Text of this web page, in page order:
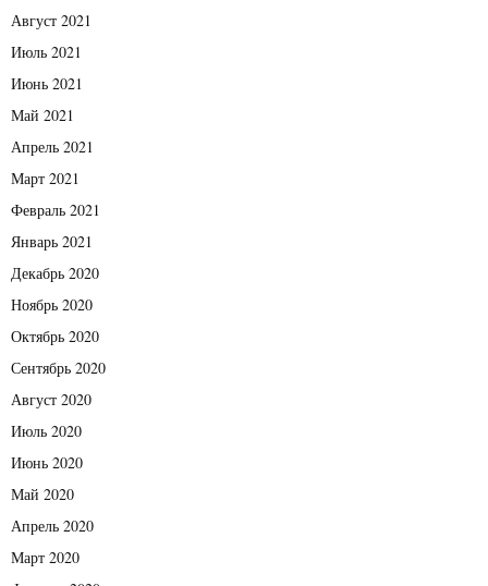
Август 2021
Июль 2021
Июнь 2021
Май 2021
Апрель 2021
Март 2021
Февраль 2021
Январь 2021
Декабрь 2020
Ноябрь 2020
Октябрь 2020
Сентябрь 2020
Август 2020
Июль 2020
Июнь 2020
Май 2020
Апрель 2020
Март 2020